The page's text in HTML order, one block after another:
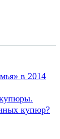
в 2014
купюр?